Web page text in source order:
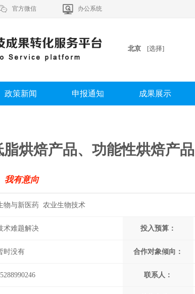
官方微信  办公系统
北京 [选择]
政策新闻 申报通知 成果展示
烘焙产品、功能性烘焙产
我有意向
物与新医药 农业生物技术
术难题解决 投入预算：
时没有 合作对象倾向：
联系人：